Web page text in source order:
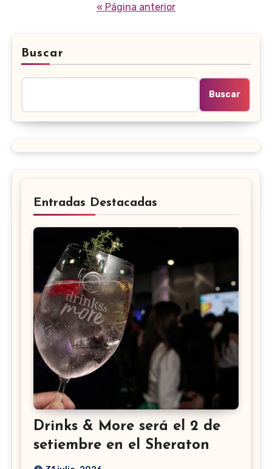
« Página anterior
Buscar
Buscar
Entradas Destacadas
Drinks & More será el 2 de
setiembre en el Sheraton